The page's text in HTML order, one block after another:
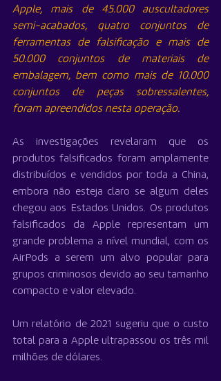
Apple, mais de 45.000 auscultadores
semi-acabados, quatro conjuntos de
ferramentas de falsificação e mais de
50.000 conjuntos de materiais de
embalagem, bem como mais de 10.000
conjuntos de peças sobressalentes,
foram apreendidos nesta operação.
As investigações revelaram que os
produtos falsificados foram amplamente
distribuídos e vendidos por toda a China,
embora não esteja claro se algum deles
chegou aos Estados Unidos. Os produtos
falsificados da Apple representam um
grande problema a nível mundial, com os
AirPods a serem um alvo popular para
grupos criminosos devido ao seu tamanho
compacto e valor elevado.
Um relatório de 2021 sugeriu que o custo
total para a Apple ultrapassou os três mil
milhões de dólares.